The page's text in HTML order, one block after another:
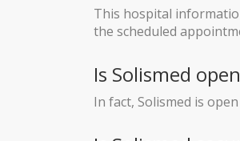
This hospital
the scheduled
Is Solismed
In fact, Solismed is